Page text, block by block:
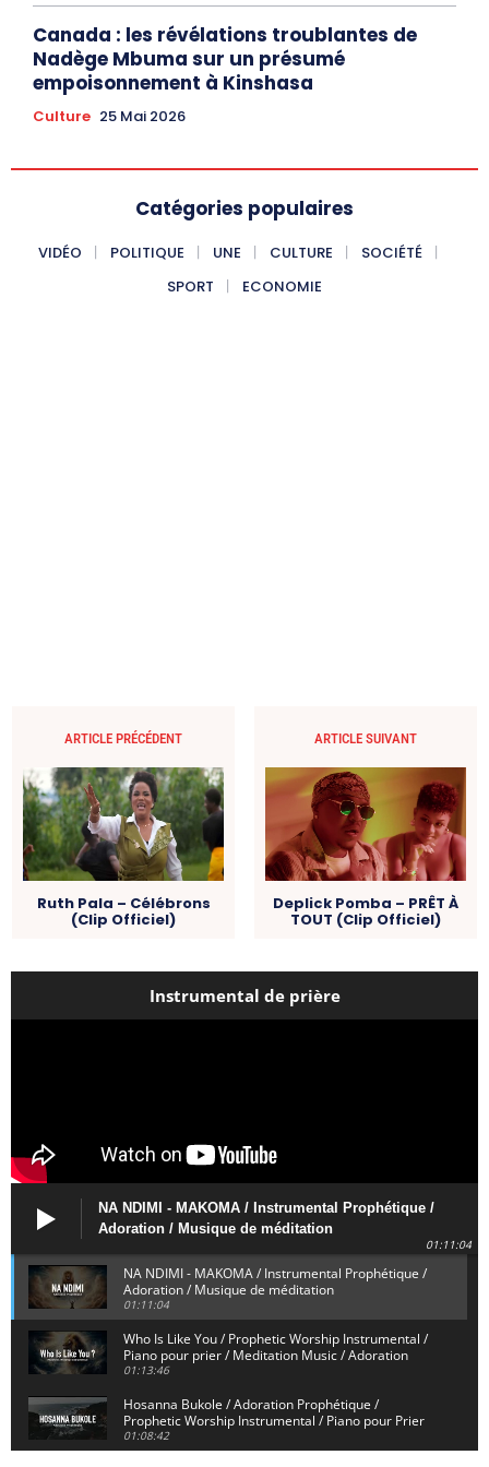
Canada : les révélations troublantes de
Nadège Mbuma sur un présumé
empoisonnement à Kinshasa
Culture 25 Mai 2026
Catégories populaires
VIDÉO POLITIQUE UNE CULTURE
SOCIÉTÉ
SPORT
ECONOMIE
ARTICLE PRÉCÉDENT
Ruth Pala – Célébrons
(Clip Officiel)
ARTICLE SUIVANT
Deplick Pomba – PRÊT À
TOUT (Clip Officiel)
Instrumental de prière
NA NDIMI - MAKOMA / Instrumental Prophétique /
Adoration / Musique de méditation
01:11:04
NA NDIMI - MAKOMA / Instrumental Prophétique /
Adoration / Musique de méditation
01:11:04
Who Is Like You / Prophetic Worship Instrumental /
Piano pour prier / Meditation Music / Adoration
01:13:46
Hosanna Bukole / Adoration Prophétique /
Prophetic Worship Instrumental / Piano pour Prier
01:08:42